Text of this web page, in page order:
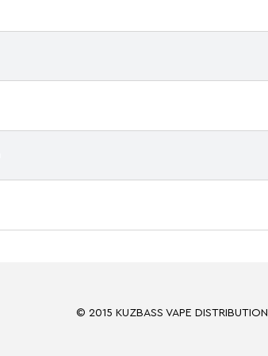
© 2015 KUZBASS VAPE DISTRIBUTION